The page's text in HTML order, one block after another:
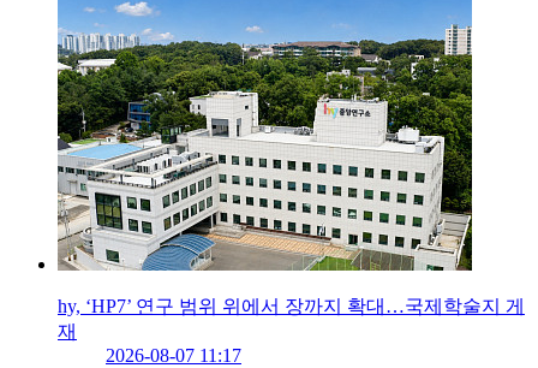
hy, ‘HP7’ 연구 범위 위에서 장까지 확대…국제학술지 게
재
2026-08-07 11:17